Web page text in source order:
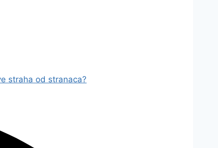
straha od stranaca?